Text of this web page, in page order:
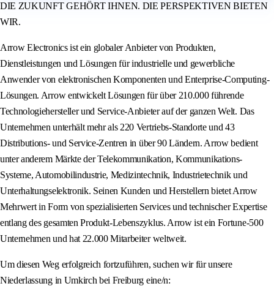
DIE ZUKUNFT GEHÖRT IHNEN. DIE PERSPEKTIVEN BIETEN
WIR.
Arrow Electronics ist ein globaler Anbieter von Produkten,
Dienstleistungen und Lösungen für industrielle und gewerbliche
Anwender von elektronischen Komponenten und Enterprise-Computing-
Lösungen. Arrow entwickelt Lösungen für über 210.000 führende
Technologiehersteller und Service-Anbieter auf der ganzen Welt. Das
Unternehmen unterhält mehr als 220 Vertriebs-Standorte und 43
Distributions- und Service-Zentren in über 90 Ländern. Arrow bedient
unter anderem Märkte der Telekommunikation, Kommunikations-
Systeme, Automobilindustrie, Medizintechnik, Industrietechnik und
Unterhaltungselektronik. Seinen Kunden und Herstellern bietet Arrow
Mehrwert in Form von spezialisierten Services und technischer Expertise
entlang des gesamten Produkt-Lebenszyklus. Arrow ist ein Fortune-500
Unternehmen und hat 22.000 Mitarbeiter weltweit.
Um diesen Weg erfolgreich fortzuführen, suchen wir für unsere
Niederlassung in Umkirch bei Freiburg eine/n: